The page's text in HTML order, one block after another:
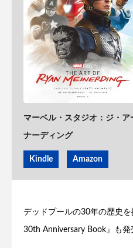
マーベル・スタジオ：ジ・
ナーディング
Kindle Amazon
デッドプールの30年の歴史
30th Anniversary Book』も発